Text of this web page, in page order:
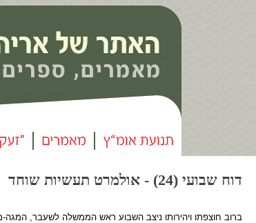
דוח שבועי (24) - אולמרט תעשיות שוחד |
ברוב חוצפתו ויהירותו ניצב השבוע ראש הממשלה לשעבר,